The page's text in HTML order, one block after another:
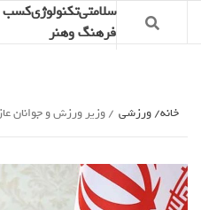
سلامتیتکنولوژیکسب
فرهنگ وهنر
خانه ورزشی وزیر ورزش و جوانان